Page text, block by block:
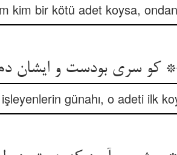
kim bir kötü adet koysa,
günahı, o adeti ilk